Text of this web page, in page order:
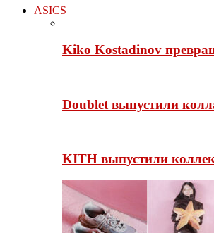
ASICS
Kiko Kostadinov
Doublet выпустили
KITH выпустили